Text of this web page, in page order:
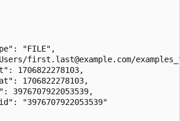
"FILE",
first.last@example.com/
1706822278103,
1706822278103,
3976707922053539,
"3976707922053539"